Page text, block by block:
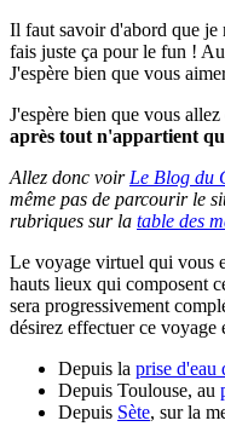
Il faut savoir d'abord que je
fais juste ça pour le fun !
J'espère bien que vous
J'espère bien que vous
après tout n'appartient
Allez donc voir Le Blog du
même pas de parcourir le
rubriques sur la table des
Le voyage virtuel qui vous
hauts lieux qui composent
sera progressivement
désirez effectuer ce voyage
Depuis la prise d'eau
Depuis Toulouse, au
Depuis Sète, sur la